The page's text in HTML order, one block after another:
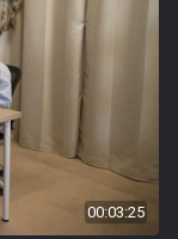
00:03:25